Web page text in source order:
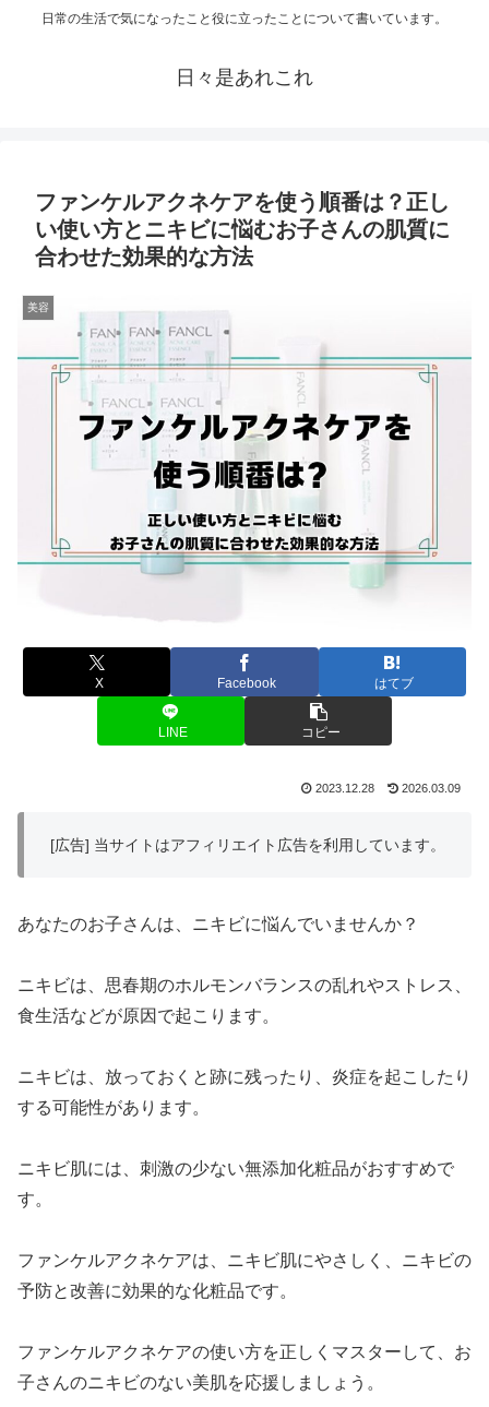
日常の生活で気になったこと役に立ったことについて書いています。
日々是あれこれ
ファンケルアクネケアを使う順番は？正し
い使い方とニキビに悩むお子さんの肌質に
合わせた効果的な方法
美容
X Facebook はてブ
LINE コピー
2023.12.28 2026.03.09
[広告] 当サイトはアフィリエイト広告を利用しています。
あなたのお子さんは、ニキビに悩んでいませんか？
ニキビは、思春期のホルモンバランスの乱れやストレス、
食生活などが原因で起こります。
ニキビは、放っておくと跡に残ったり、炎症を起こしたり
する可能性があります。
ニキビ肌には、刺激の少ない無添加化粧品がおすすめで
す。
ファンケルアクネケアは、ニキビ肌にやさしく、ニキビの
予防と改善に効果的な化粧品です。
ファンケルアクネケアの使い方を正しくマスターして、お
子さんのニキビのない美肌を応援しましょう。